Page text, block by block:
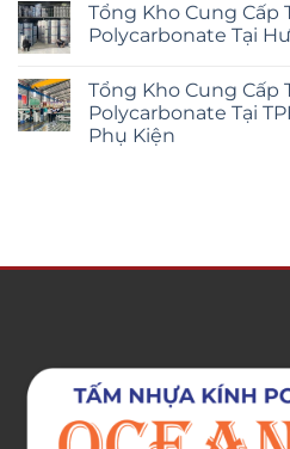
Tổng Kho Cung Cấp
Polycarbonate Tại
Tổng Kho Cung Cấp
Polycarbonate Tại
Phụ Kiện